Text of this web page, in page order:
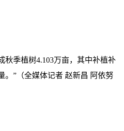
秋季植树4.103万亩，其中补植补
。”（全媒体记者 赵新昌 阿依努